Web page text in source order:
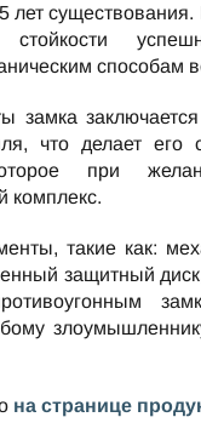
лет
стойкости
способам
замка
что делает его
при
комплекс.
такие как:
защитный
на странице